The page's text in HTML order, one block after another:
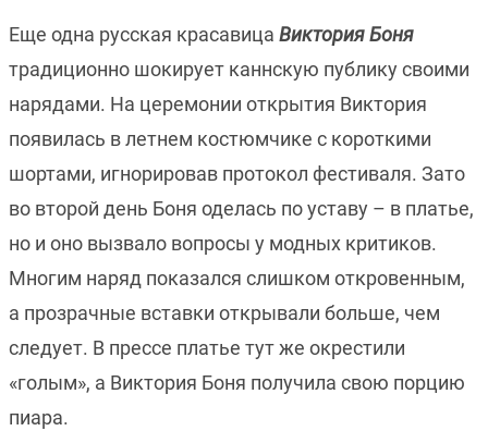
Еще одна русская красавица Виктория Боня
традиционно шокирует каннскую публику своими
нарядами. На церемонии открытия Виктория
появилась в летнем костюмчике с короткими
шортами, игнорировав протокол фестиваля. Зато
во второй день Боня оделась по уставу – в платье,
но и оно вызвало вопросы у модных критиков.
Многим наряд показался слишком откровенным,
а прозрачные вставки открывали больше, чем
следует. В прессе платье тут же окрестили
«голым», а Виктория Боня получила свою порцию
пиара.